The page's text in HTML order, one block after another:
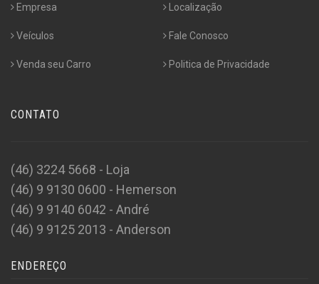
Empresa
Veículos
Venda seu Carro
Localização
Fale Conosco
Politica de Privacidade
CONTATO
(46) 3224 5668 - Loja
(46) 9 9130 0600 - Hemerson
(46) 9 9140 6042 - André
(46) 9 9125 2013 - Anderson
ENDEREÇO